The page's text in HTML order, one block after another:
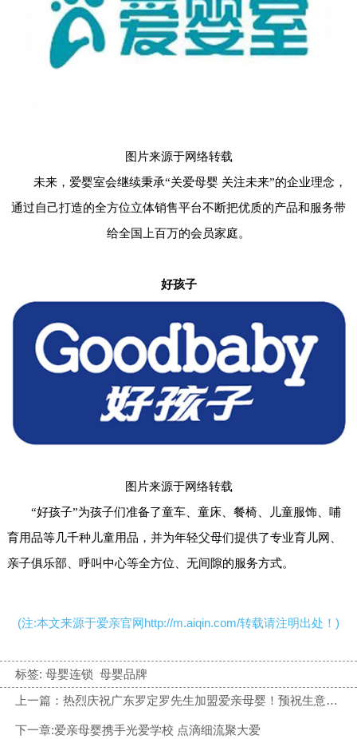
图片来源于网络转载
未来，爱婴室会继续秉承“关爱母婴 关注未来”的企业理念，
通过自己打造的全方位立体销售平台不断把优质的产品和服务带
给全国上百万的会员家庭。
好孩子
图片来源于网络转载
“好孩子”为孩子们准备了童车、童床、餐椅、儿童服饰、哺
育用品等几千种儿童用品，并为年轻父母们提供了专业育儿网、
亲子俱乐部、呼叫中心等全方位、无间隙的服务方式。
(注:本文来源于爱亲官网http://m.aiqin.com/转载请注明出处！)
标签: 母婴连锁 母婴品牌
上一篇：热烈庆祝广东罗定罗先生加盟爱亲母婴！预祝生意兴隆！
下一章:爱亲母婴携手光爱学校 点滴细流聚大爱